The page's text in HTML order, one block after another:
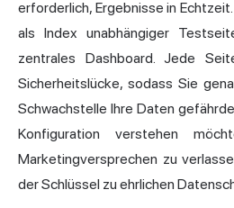
erforderlich, Ergebnisse in
als Index unabhängiger
zentrales Dashboard. Jede
Sicherheitslücke, sodass Sie
Schwachstelle Ihre Daten
Konfiguration verstehen
Marketingversprechen zu
der Schlüssel zu ehrlichen